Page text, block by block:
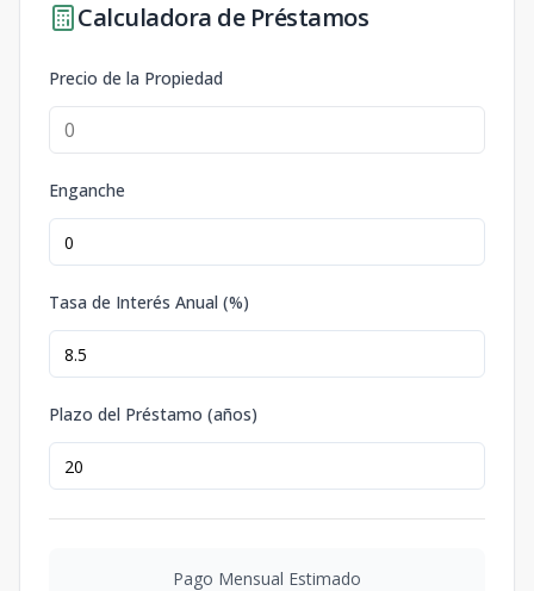
Calculadora de Préstamos
Precio de la Propiedad
Enganche
Tasa de Interés Anual (%)
Plazo del Préstamo (años)
Pago Mensual Estimado